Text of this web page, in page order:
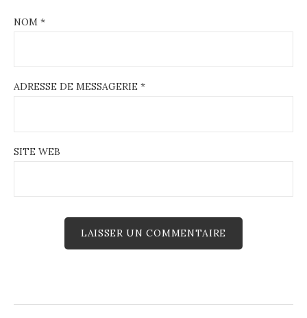
NOM *
ADRESSE DE MESSAGERIE *
SITE WEB